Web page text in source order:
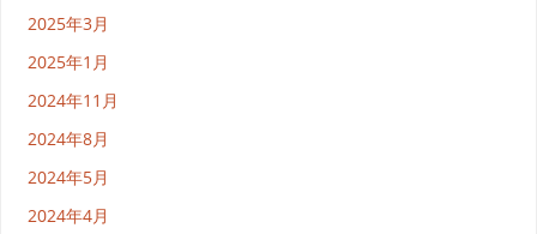
2025年3月
2025年1月
2024年11月
2024年8月
2024年5月
2024年4月